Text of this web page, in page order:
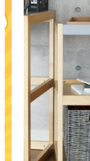
キーワード・商品番
最短発送 冷感ラ
カテゴリから探す